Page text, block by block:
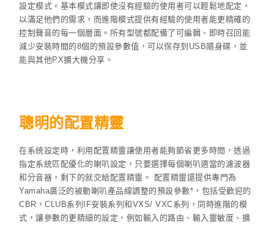
設定模式。基本模式讓即使沒有經驗的使用者可以輕鬆地配定，
以滿足他們的需求，而進階模式提供有經驗的使用者能更精確的
控制聲音的每一個層面。所有型號都配備了可編輯、即時召回能
減少安裝時間的8個的預設參數值，可以保存到USB隨身碟，並
能與其他PX擴大機分享。
聰明的配置精靈
在系統設定時，利用配置精靈讓使用者能夠節省更多時間，透過
指定系統匹配優化的喇叭設定，只要選擇每個喇叭適當的濾波器
和分音器，剩下的就交給配置精靈。 配置精靈還提供專門為
Yamaha廣泛的被動喇叭產品線調整的預設參數*，包括受歡迎的
CBR，CLUB系列IF安裝系列和VXS/ VXC系列，同時進階的模
式，讓參數的更精細的設定，例如輸入的路由、輸入靈敏度、擴